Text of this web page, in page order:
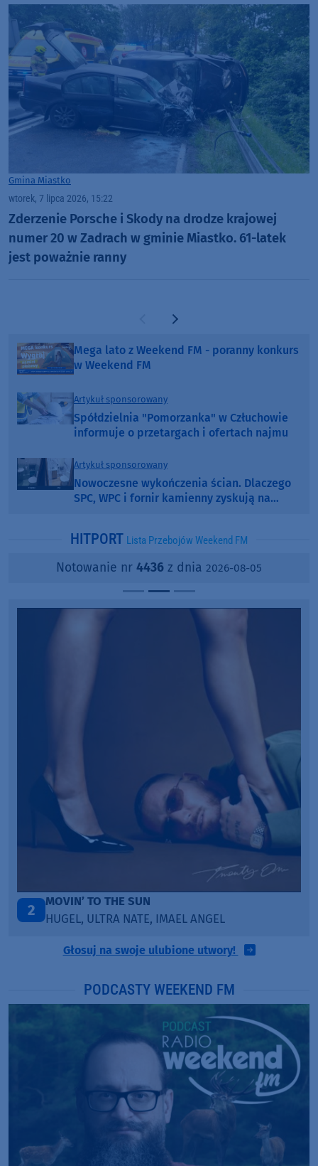
Gmina Miastko
wtorek, 7 lipca 2026, 15:22
Zderzenie Porsche i Skody na drodze krajowej
numer 20 w Zadrach w gminie Miastko. 61-latek
jest poważnie ranny
Poprzednia strona
Następna strona
Mega lato z Weekend FM - poranny konkurs
w Weekend FM
Artykuł sponsorowany
Spółdzielnia "Pomorzanka" w Człuchowie
informuje o przetargach i ofertach najmu
Artykuł sponsorowany
Nowoczesne wykończenia ścian. Dlaczego
SPC, WPC i fornir kamienny zyskują na
HITPORT Lista Przebojów Weekend FM
Notowanie nr 4436 z dnia 2026-08-05
3
TAŃCZ!
BLETKA
Głosuj na swoje ulubione utwory!
PODCASTY WEEKEND FM